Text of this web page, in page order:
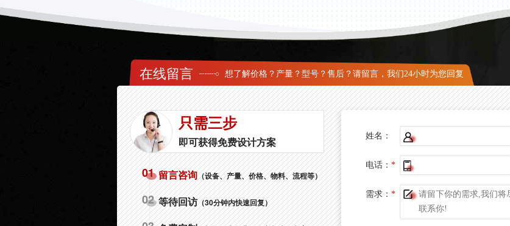
在线留言 想了解价格？产量？型号？售后？请留言，我们24小时为您回复
只需三步
即可获得免费设计方案
01 留言咨询（设备、产量、价格、物料、流程等）
02 等待回访（30分钟内快速回复）
姓名：
电话： *
需求： *